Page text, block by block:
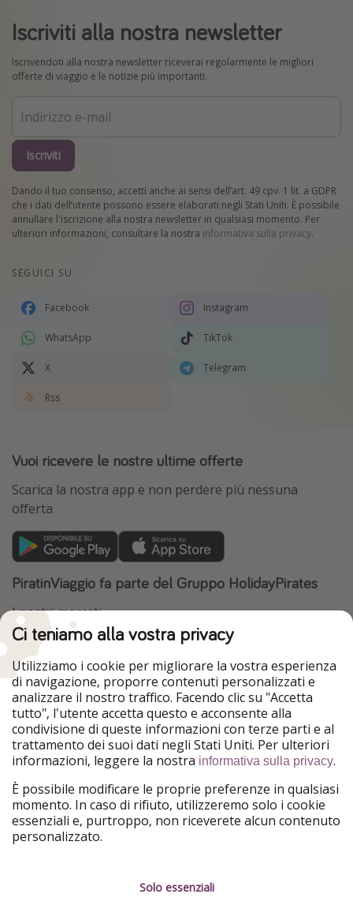
Iscriviti alla nostra newsletter
Iscrivendoti alla nostra newsletter riceverai regolarmente le migliori
offerte di viaggio e le notizie più importanti.
Iscriviti
Dando il tuo consenso, accetti anche ai sensi dell’art. 49 cpv. 1 lit. a GDPR
che i dati dell’utente possono essere elaborati negli Stati Uniti. È possibile
annullare l'iscrizione alla nostra newsletter in qualsiasi momento. Per
ulteriori informazioni, consultare la nostra informativa sulla privacy.
SEGUICI SU
Facebook Instagram
WhatsApp TikTok
X Telegram
Rss
Vuoi ricevere le nostre ultime offerte
Scarica la nostra app e non perdere più nessuna
offerta
PiratinViaggio fa parte del Gruppo HolidayPirates
I nostri mercati
HolidayPirates
VakantiePiraten
WakacyjniPiraci
Ferienpiraten
Urlaubspiraten
Urlaubspiraten
ViajerosPiratas
TravelPirates
Il nostro gruppo
HolidayPirates Group
Conoscici meglio
Chi siamo
Lavora con noi
Informazioni legali
Termini d' Uso
Ci teniamo alla vostra privacy
Utilizziamo i cookie per migliorare la vostra esperienza
di navigazione, proporre contenuti personalizzati e
analizzare il nostro traffico. Facendo clic su "Accetta
tutto", l'utente accetta questo e acconsente alla
condivisione di queste informazioni con terze parti e al
trattamento dei suoi dati negli Stati Uniti. Per ulteriori
informazioni, leggere la nostra informativa sulla privacy.
È possibile modificare le proprie preferenze in qualsiasi
momento. In caso di rifiuto, utilizzeremo solo i cookie
essenziali e, purtroppo, non riceverete alcun contenuto
personalizzato.
Solo essenziali